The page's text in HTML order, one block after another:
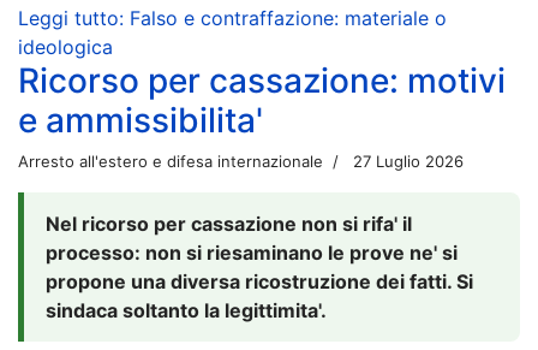
Leggi tutto: Falso e contraffazione: materiale o
ideologica
Ricorso per cassazione: motivi
e ammissibilita'
Arresto all'estero e difesa internazionale 27 Luglio 2026
Nel ricorso per cassazione non si rifa' il
processo: non si riesaminano le prove ne' si
propone una diversa ricostruzione dei fatti. Si
sindaca soltanto la legittimita'.